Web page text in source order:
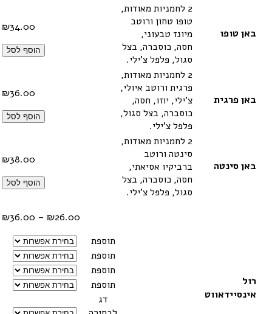
באן טופו
2 לחמניות מאודות,
טופו טחון ורוטב
מיונז טבעוני,
חסה, כוסברה, בצל
סגול, פלפל צ'ילי.
₪34.00
הוסף לסל
באן פרגית
2 לחמניות מאודות,
פרגית ורוטב איולי,
צ'ילי, יוזו, חסה,
כוסברה, בצל סגול,
פלפל צ'ילי.
₪36.00
הוסף לסל
באן סינטה
2 לחמניות מאודות,
סינטה ורוטב
ברביקיו אסיאתי,
חסה, כוסברה, בצל
סגול, פלפל צ'ילי.
₪38.00
הוסף לסל
רול
אינסיידאווט
₪26.00
–
₪36.00
עד
תוספת
תוספת
תוספת
תוספת
דג